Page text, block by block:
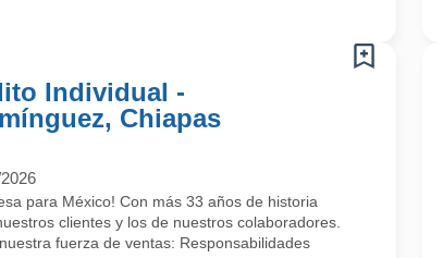
Individual -
Chiapas
para México! Con más 33 años de historia
clientes y los de nuestros colaboradores.
fuerza de ventas: Responsabilidades